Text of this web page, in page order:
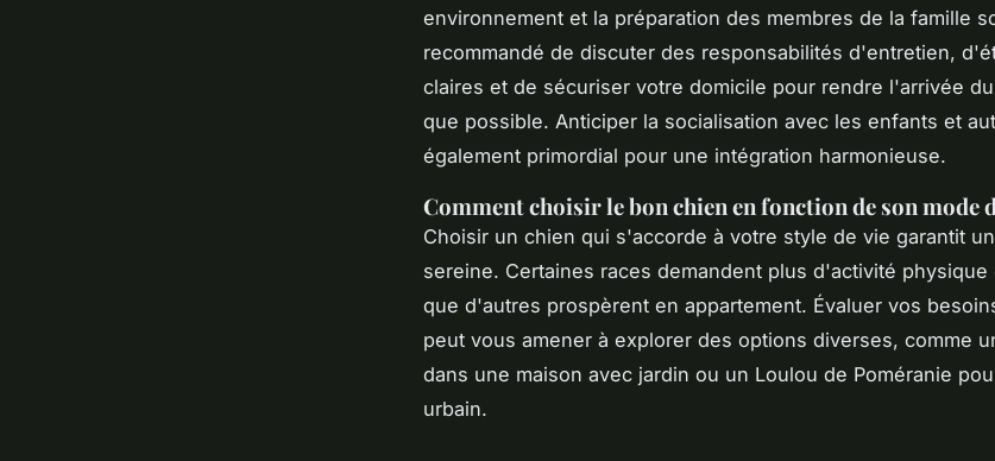
environnement et la préparation des membres de la famille
recommandé de discuter des responsabilités d'entretien,
claires et de sécuriser votre domicile pour rendre l'arrivée
que possible. Anticiper la socialisation avec les enfants et
également primordial pour une intégration harmonieuse.
Comment choisir le bon chien en fonction de son mode
Choisir un chien qui s'accorde à votre style de vie garantit
sereine. Certaines races demandent plus d'activité
que d'autres prospèrent en appartement. Évaluer vos
peut vous amener à explorer des options diverses, comme
dans une maison avec jardin ou un Loulou de Poméranie
urbain.